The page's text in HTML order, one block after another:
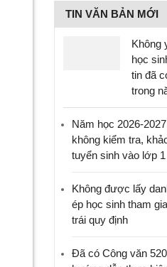
TIN VĂN BẢN MỚI
Không
học
tin đã
trong
Năm học 2026-
không kiểm tra,
tuyển sinh vào lớp 1
Không được lấy
ép học sinh tham
trái quy định
Đã có Công văn